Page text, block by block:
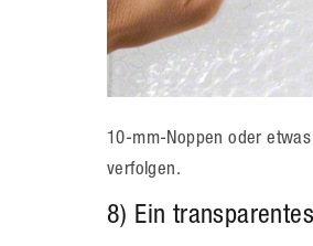
10-mm-Noppen oder
verfolgen.
8) Ein